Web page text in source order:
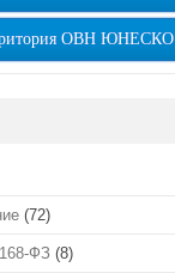
ОВН ЮНЕСКО
(72)
ФЗ (8)